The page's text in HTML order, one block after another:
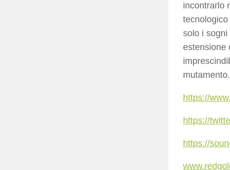
incontrarlo
solo i sogni
estensione
mutamento.
https://
https://
https://